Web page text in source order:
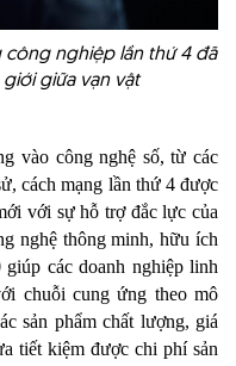
công nghiệp lần thứ 4 đã
giữa vạn vật
vào công nghệ số, từ các
cách mạng lần thứ 4 được
với sự hỗ trợ đắc lực của
nghệ thông minh, hữu ích
các doanh nghiệp linh
chuỗi cung ứng theo mô
sản phẩm chất lượng, giá
tiết kiệm được chi phí sản